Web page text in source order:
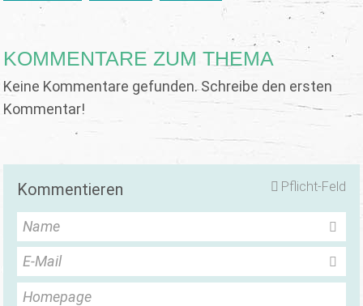
KOMMENTARE ZUM THEMA
Keine Kommentare gefunden. Schreibe den ersten
Kommentar!
Pflicht-Feld
Kommentieren
Name
E-Mail
Homepage